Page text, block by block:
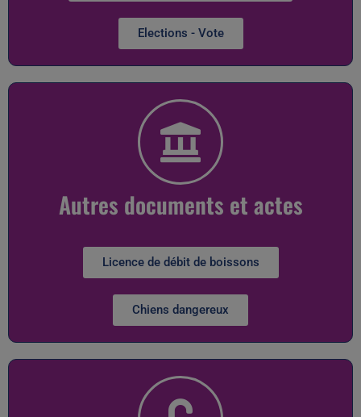
Elections - Vote
Autres documents et actes
Licence de débit de boissons
Chiens dangereux